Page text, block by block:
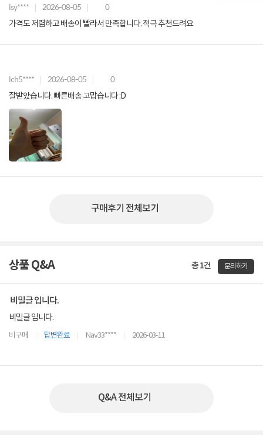
lsy**** 2026-08-05 0
가격도 저렴하고 배송이 빨라서 만족합니다. 적극 추천드려요
lch5**** 2026-08-05 0
잘받았습니다. 빠른배송 고맙습니다 :D
구매후기 전체보기
상품 Q&A 총 1건 문의하기
비밀글 입니다.
비밀글 입니다.
비구매 답변완료 Nav33**** 2026-03-11
Q&A 전체보기